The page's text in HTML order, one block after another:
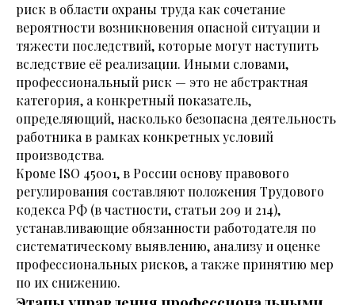
риск в области охраны труда как сочетание
вероятности возникновения опасной ситуации и
тяжести последствий, которые могут наступить
вследствие её реализации. Иными словами,
профессиональный риск — это не абстрактная
категория, а конкретный показатель,
определяющий, насколько безопасна деятельность
работника в рамках конкретных условий
производства.
Кроме ISO 45001, в России основу правового
регулирования составляют положения Трудового
кодекса РФ (в частности, статьи 209 и 214),
устанавливающие обязанности работодателя по
систематическому выявлению, анализу и оценке
профессиональных рисков, а также принятию мер
по их снижению.